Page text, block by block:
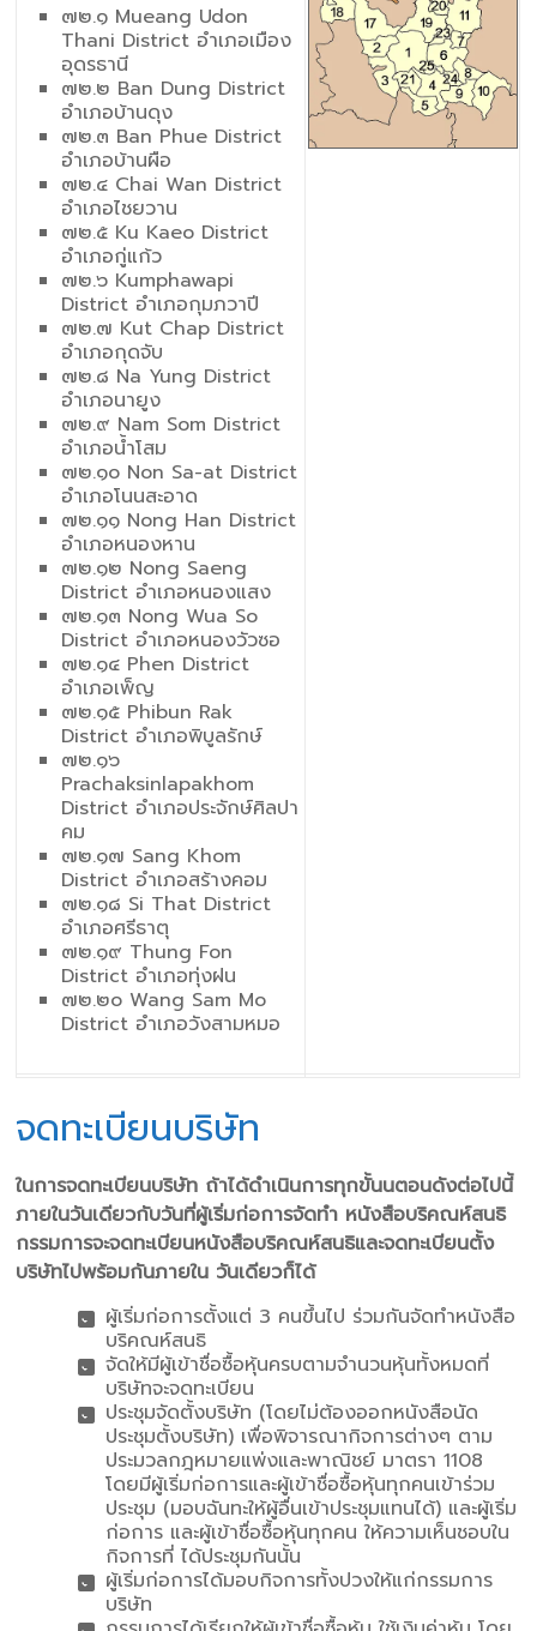
๗๒.๑ Mueang Udon
Thani District อำเภอเมือง
อุดรธานี
๗๒.๒ Ban Dung District
อำเภอบ้านดุง
๗๒.๓ Ban Phue District
อำเภอบ้านผือ
๗๒.๔ Chai Wan District
อำเภอไชยวาน
๗๒.๕ Ku Kaeo District
อำเภอกู่แก้ว
๗๒.๖ Kumphawapi
District อำเภอกุมภวาปี
๗๒.๗ Kut Chap District
อำเภอกุดจับ
๗๒.๘ Na Yung District
อำเภอนายูง
๗๒.๙ Nam Som District
อำเภอน้ำโสม
๗๒.๑๐ Non Sa-at District
อำเภอโนนสะอาด
๗๒.๑๑ Nong Han District
อำเภอหนองหาน
๗๒.๑๒ Nong Saeng
District อำเภอหนองแสง
๗๒.๑๓ Nong Wua So
District อำเภอหนองวัวซอ
๗๒.๑๔ Phen District
อำเภอเพ็ญ
๗๒.๑๕ Phibun Rak
District อำเภอพิบูลรักษ์
๗๒.๑๖
Prachaksinlapakhom
District อำเภอประจักษ์ศิลปา
คม
๗๒.๑๗ Sang Khom
District อำเภอสร้างคอม
๗๒.๑๘ Si That District
อำเภอศรีธาตุ
๗๒.๑๙ Thung Fon
District อำเภอทุ่งฝน
๗๒.๒๐ Wang Sam Mo
District อำเภอวังสามหมอ
จดทะเบียนบริษัท
ในการจดทะเบียนบริษัท ถ้าได้ดําเนินการทุกขั้นนตอนดังต่อไปนี้
ภายในวันเดียวกับวันที่ผู้เริ่มก่อการจัดทํา หนังสือบริคณห์สนธิ
กรรมการจะจดทะเบียนหนังสือบริคณห์สนธิและจดทะเบียนตั้ง
บริษัทไปพร้อมกันภายใน วันเดียวก็ได้
ผู้เริ่มก่อการตั้งแต่ 3 คนขึ้นไป ร่วมกันจัดทําหนังสือ
บริคณห์สนธิ
จัดให้มีผู้เข้าชื่อซื้อหุ้นครบตามจํานวนหุ้นทั้งหมดที่
บริษัทจะจดทะเบียน
ประชุมจัดตั้งบริษัท (โดยไม่ต้องออกหนังสือนัด
ประชุมตั้งบริษัท) เพื่อพิจารณากิจการต่างๆ ตาม
ประมวลกฎหมายแพ่งและพาณิชย์ มาตรา 1108
โดยมีผู้เริ่มก่อการและผู้เข้าชื่อซื้อหุ้นทุกคนเข้าร่วม
ประชุม (มอบฉันทะให้ผู้อื่นเข้าประชุมแทนได้) และผู้เริ่ม
ก่อการ และผู้เข้าชื่อซื้อหุ้นทุกคน ให้ความเห็นชอบใน
กิจการที่ ได้ประชุมกันนั้น
ผู้เริ่มก่อการได้มอบกิจการทั้งปวงให้แก่กรรมการ
บริษัท